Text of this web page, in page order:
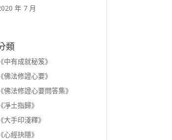
年 7 月
類
《中有成就秘笈》
《佛法修證心要》
《佛法修證心要問答集》
《凈土指歸》
《大手印淺釋》
《心經抉隱》